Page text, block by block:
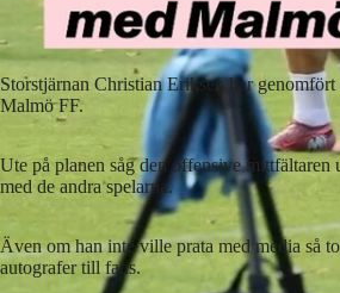
Storstjärnan Christian Eriksen har genomfört
Malmö FF.
Ute på planen såg den offensive mittfältaren
med de andra spelarna.
Även om han inte ville prata med media så
autografer till fans.